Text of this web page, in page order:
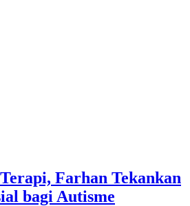
Farhan Tekankan
bagi Autisme